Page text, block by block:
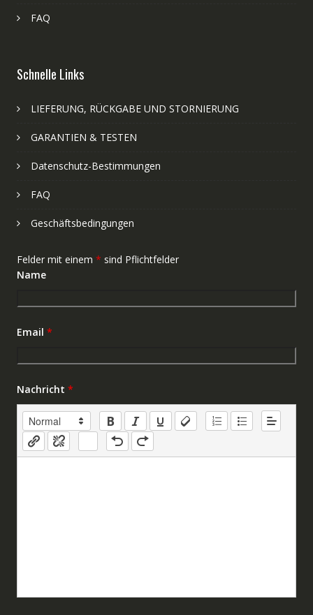
FAQ
Schnelle Links
LIEFERUNG, RÜCKGABE UND STORNIERUNG
GARANTIEN & TESTEN
Datenschutz-Bestimmungen
FAQ
Geschäftsbedingungen
Felder mit einem * sind Pflichtfelder
Name
Email *
Nachricht *